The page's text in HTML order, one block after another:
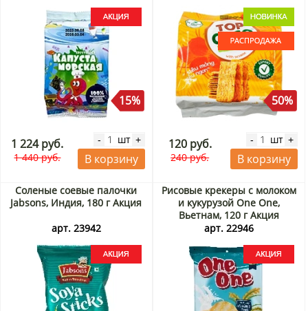
15%
1 224 руб.
1 440 руб.
- шт +
В корзину
50%
120 руб.
240 руб.
- шт +
В корзину
Соленые соевые палочки
Jabsons, Индия, 180 г Акция
арт. 23942
Рисовые крекеры с молоком
и кукурузой One One,
Вьетнам, 120 г Акция
арт. 22946